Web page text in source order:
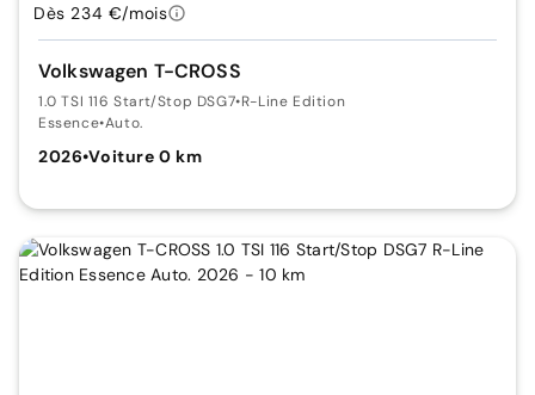
Volkswagen T-CROSS
1.0 TSI 116 Start/Stop DSG7•R-Line Edition
Essence•Auto.
2026•Voiture 0 km
Dès 234 €/mois